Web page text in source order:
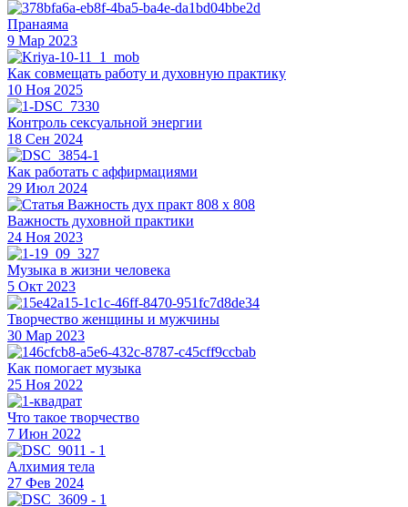
Пранаяма
9 Мар 2023
Как совмещать работу и духовную практику
10 Ноя 2025
Контроль сексуальной энергии
18 Сен 2024
Как работать с аффирмациями
29 Июл 2024
Важность духовной практики
24 Ноя 2023
Музыка в жизни человека
5 Окт 2023
Творчество женщины и мужчины
30 Мар 2023
Как помогает музыка
25 Ноя 2022
Что такое творчество
7 Июн 2022
Алхимия тела
27 Фев 2024